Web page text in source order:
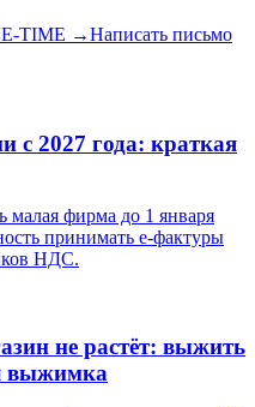
TIME →Написать письмо
с 2027 года: краткая
малая фирма до 1 января
принимать e-фактуры
НДС.
не растёт: выжить
выжимка